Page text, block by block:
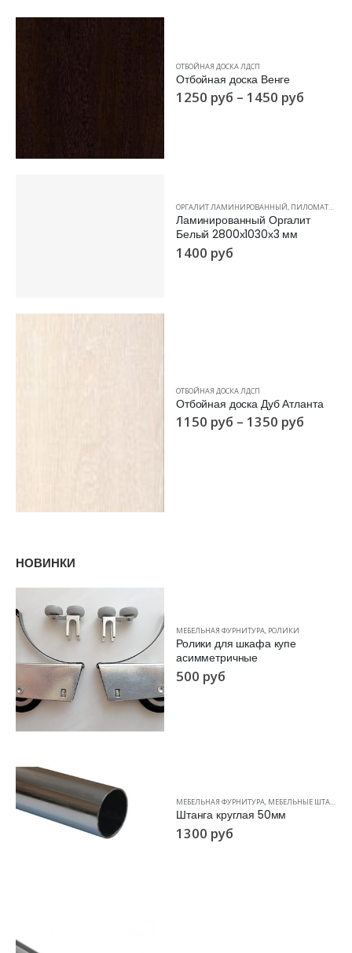
ОТБОЙНАЯ ДОСКА ЛДСП
Отбойная доска Венге
1250 руб – 1450 руб
ОРГАЛИТ ЛАМИНИРОВАННЫЙ, ПИЛОМАТЕРИАЛЫ
Ламинированный Оргалит
Белый 2800х1030х3 мм
1400 руб
ОТБОЙНАЯ ДОСКА ЛДСП
Отбойная доска Дуб Атланта
1150 руб – 1350 руб
НОВИНКИ
МЕБЕЛЬНАЯ ФУРНИТУРА, РОЛИКИ
Ролики для шкафа купе
асимметричные
500 руб
МЕБЕЛЬНАЯ ФУРНИТУРА, МЕБЕЛЬНЫЕ ШТАНГИ
Штанга круглая 50мм
1300 руб